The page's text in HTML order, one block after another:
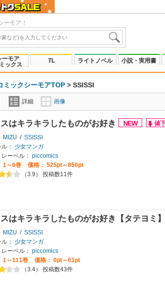
ーモア！
ーモア
ックス
TL ライトノベル 小説・実用書
ミックシーモアTOP > SSISSI
詳細 画像
はキラキラしたものがお好き
MIZU / SSISSI
：
少女マンガ
ーベル： piccomics
1～6巻
価格： 525pt～850pt
（3.9） 投稿数11件
はキラキラしたものがお好き【タテヨミ】
MIZU / SSISSI
：
少女マンガ
ーベル： piccomics
1～111巻
価格： 0pt～61pt
（3.4） 投稿数43件